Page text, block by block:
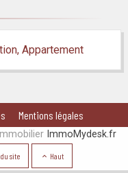
Appartement
Mentions légales
ImmoMydesk.fr
site Haut